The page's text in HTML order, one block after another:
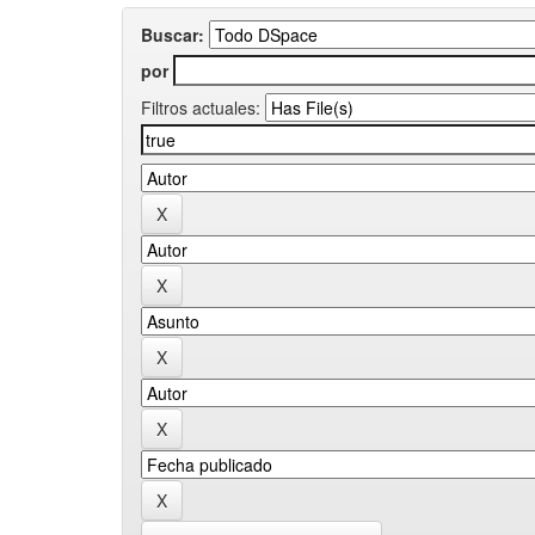
Buscar:
por
Filtros actuales: